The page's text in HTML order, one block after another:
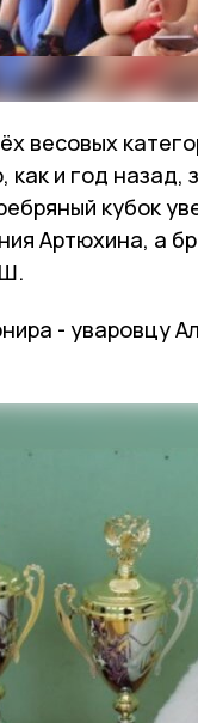
весовых
и год назад,
кубок
Артюхина, а
- уваровцу